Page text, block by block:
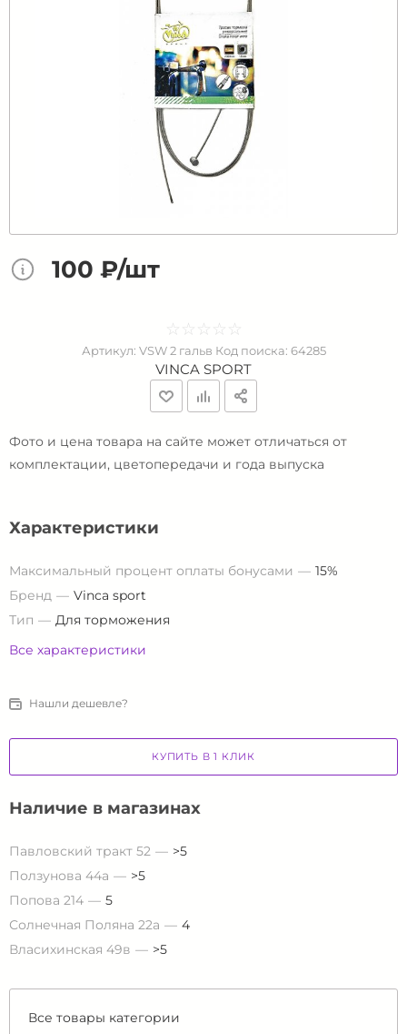
100 ₽/шт
☆ ☆ ☆ ☆ ☆
★ ★ ★ ★ ★
Артикул: VSW 2 гальв Код поиска: 64285
VINCA SPORT
Фото и цена товара на сайте может отличаться от
комплектации, цветопередачи и года выпуска
Характеристики
Максимальный процент оплаты бонусами
15%
Бренд
Vinca sport
Тип
Для торможения
Все характеристики
Нашли дешевле?
КУПИТЬ В 1 КЛИК
Наличие в магазинах
Павловский тракт 52
>5
Ползунова 44а
>5
Попова 214
5
Солнечная Поляна 22а
4
Власихинская 49в
>5
Все товары категории